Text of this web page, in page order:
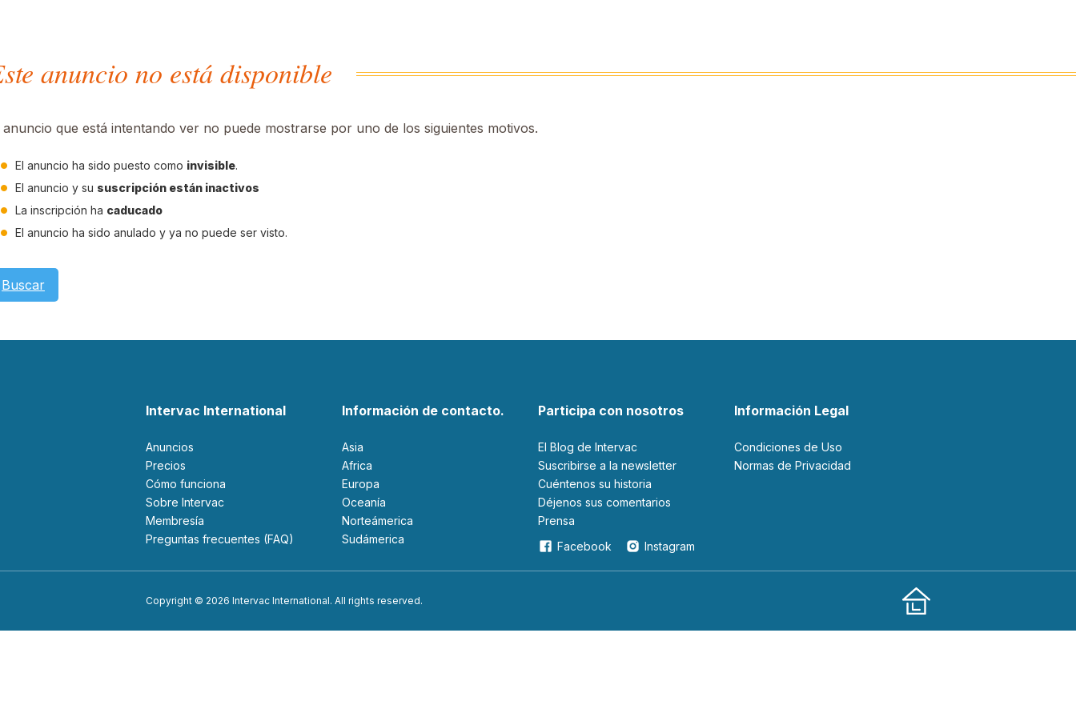
anuncio no está disponible
anuncio que está intentando ver no puede mostrarse por uno de los siguientes motivos.
El anuncio ha sido puesto como invisible.
El anuncio y su suscripción están inactivos
La inscripción ha caducado
El anuncio ha sido anulado y ya no puede ser visto.
Buscar
Intervac International
Anuncios
Precios
Cómo funciona
Sobre Intervac
Membresía
Preguntas frecuentes (FAQ)
Información de contacto.
Asia
Africa
Europa
Oceanía
Norteámerica
Sudámerica
Participa con nosotros
El Blog de Intervac
Suscribirse a la newsletter
Cuéntenos su historia
Déjenos sus comentarios
Prensa
Facebook
Instagram
Información Legal
Condiciones de Uso
Normas de Privacidad
Copyright © 2026 Intervac International. All rights reserved.